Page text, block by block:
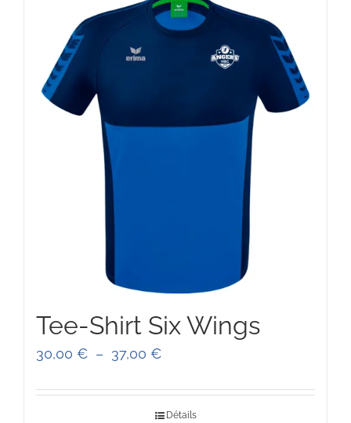
49,00 €
Tee-Shirt Six Wings
30,00 € – 37,00 €Plage
Détails